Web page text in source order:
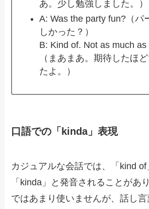
あ。少し勉強しました。）
A: Was the party fun?（パ
しかった？）
B: Kind of. Not as much as
（まあまあ。期待したほ
たよ。）
口語での「kinda」表現
カジュアルな会話では、「kind
「kinda」と発音されることがあ
ではあまり使いませんが、話し